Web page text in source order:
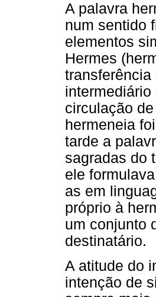
A palavra
num sentido
elementos
Hermes
circulação
hermeneia
tarde a
sagradas do
ele
as em
próprio à
um conjunto
destinatário.
A atitude do
intenção de